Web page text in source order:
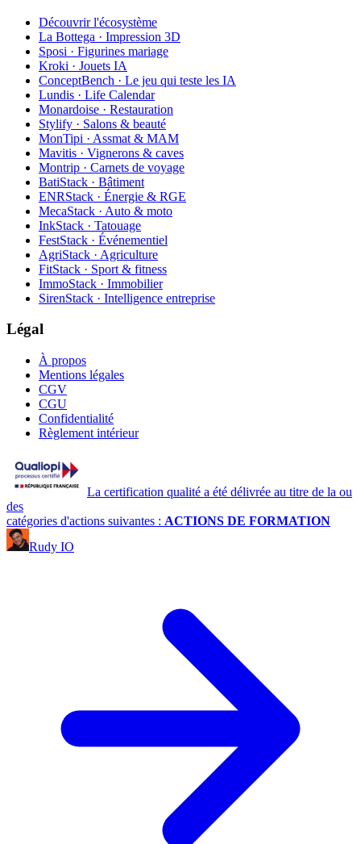
Découvrir l'écosystème
La Bottega · Impression 3D
Sposi · Figurines mariage
Kroki · Jouets IA
ConceptBench · Le jeu qui teste les IA
Lundis · Life Calendar
Monardoise · Restauration
Stylify · Salons & beauté
MonTipi · Assmat & MAM
Mavitis · Vignerons & caves
Montrip · Carnets de voyage
BatiStack · Bâtiment
ENRStack · Énergie & RGE
MecaStack · Auto & moto
InkStack · Tatouage
FestStack · Événementiel
AgriStack · Agriculture
FitStack · Sport & fitness
ImmoStack · Immobilier
SirenStack · Intelligence entreprise
Légal
À propos
Mentions légales
CGV
CGU
Confidentialité
Règlement intérieur
La certification qualité a été délivrée au titre de la ou
des
catégories d'actions suivantes : ACTIONS DE FORMATION
Rudy IO